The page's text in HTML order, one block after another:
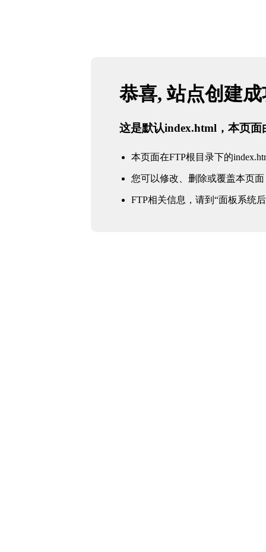
恭喜, 站点创建
这是默认index.html，本页面
本页面在FTP根目录下的
您可以修改、删除或覆盖本页面
FTP相关信息，请到“面板系统